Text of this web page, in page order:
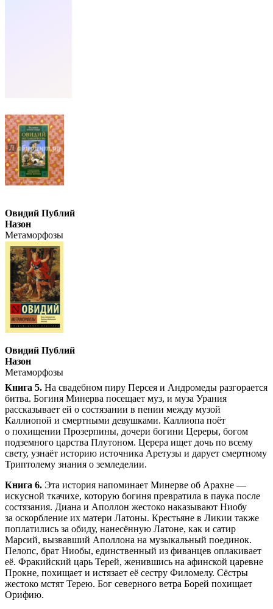
Овидий Публий
Назон
Метаморфозы
Овидий Публий
Назон
Метаморфозы
Книга 5. На свадебном пиру Персея и Андромеды разгорается
битва. Богиня Минерва посещает муз, и муза Урания
рассказывает ей о состязании в пении между музой
Каллиопой и смертными девушками. Каллиопа поёт
о похищении Прозерпины, дочери богини Цереры, богом
подземного царства Плутоном. Церера ищет дочь по всему
свету, узнаёт историю источника Аретузы и дарует смертному
Триптолему знания о земледелии.
Книга 6. Эта история напоминает Минерве об Арахне —
искусной ткачихе, которую богиня превратила в паука после
состязания. Диана и Аполлон жестоко наказывают Ниобу
за оскорбление их матери Латоны. Крестьяне в Ликии также
поплатились за обиду, нанесённую Латоне, как и сатир
Марсий, вызвавший Аполлона на музыкальный поединок.
Пелопс, брат Ниобы, единственный из фиванцев оплакивает
её. Фракийский царь Терей, женившись на афинской царевне
Прокне, похищает и истязает её сестру Филомелу. Сёстры
жестоко мстят Терею. Бог северного ветра Борей похищает
Орифию.